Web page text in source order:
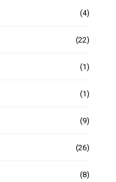
(4)
(22)
(1)
(1)
(9)
(26)
(8)